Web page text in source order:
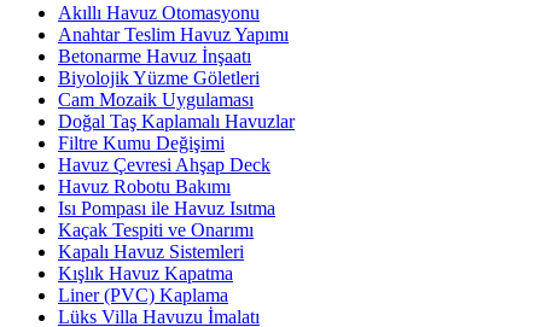
Akıllı Havuz Otomasyonu
Anahtar Teslim Havuz Yapımı
Betonarme Havuz İnşaatı
Biyolojik Yüzme Göletleri
Cam Mozaik Uygulaması
Doğal Taş Kaplamalı Havuzlar
Filtre Kumu Değişimi
Havuz Çevresi Ahşap Deck
Havuz Robotu Bakımı
Isı Pompası ile Havuz Isıtma
Kaçak Tespiti ve Onarımı
Kapalı Havuz Sistemleri
Kışlık Havuz Kapatma
Liner (PVC) Kaplama
Lüks Villa Havuzu İmalatı